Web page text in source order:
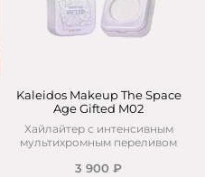
Kaleidos Makeup The Space
Age Gifted M02
Хайлайтер с интенсивным
мультихромным переливом
3 900 ₽